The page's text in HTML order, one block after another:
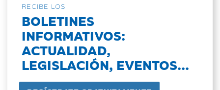
RECIBE LOS
BOLETINES
INFORMATIVOS:
ACTUALIDAD,
LEGISLACIÓN, EVENTOS...